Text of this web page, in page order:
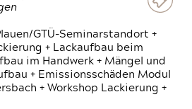
GTÜ-Seminarstandort +
+ Lackaufbau beim
im Handwerk + Mängel und
+ Emissionsschäden Modul
+ Workshop Lackierung +